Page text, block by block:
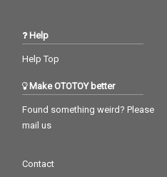
Help
Help Top
Make OTOTOY better
Found something weird? Please
mail us
Contact